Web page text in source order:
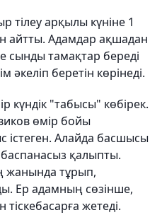
тілеу арқылы күніне 1
айтты. Адамдар ақшадан
сынды тамақтар береді
әкеліп беретін көрінеді.
күндік "табысы" көбірек.
өмір бойы
Алайда басшысы
қалыпты.
жанында тұрып,
Ер адамның сөзінше,
жетеді.